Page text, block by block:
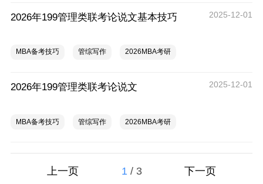
2026年199管理类联考论说文基本技巧 2025-12-01
MBA备考技巧 管综写作 2026MBA考研
2026年199管理类联考论说文 2025-12-01
MBA备考技巧 管综写作 2026MBA考研
上一页 1 / 3 下一页